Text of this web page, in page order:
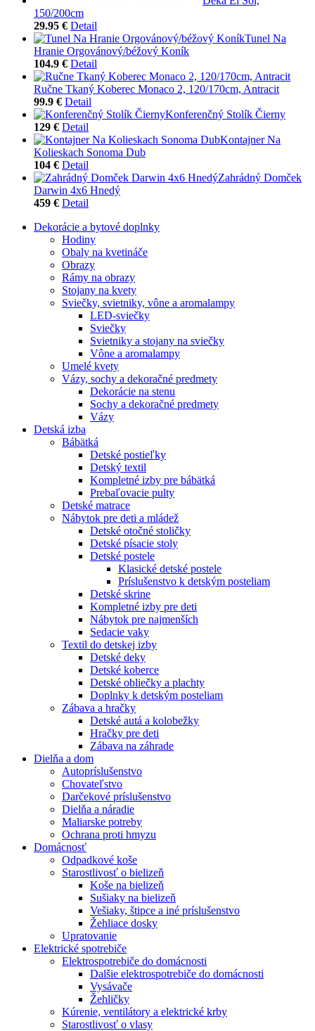
150/200cm
29.95 € Detail
Tunel Na
Hranie Orgovánový/béžový Koník
104.9 € Detail
Ručne Tkaný Koberec Monaco 2, 120/170cm, Antracit
99.9 € Detail
Konferenčný Stolík Čierny
129 € Detail
Kontajner Na
Kolieskach Sonoma Dub
104 € Detail
Zahrádný Domček
Darwin 4x6 Hnedý
459 € Detail
Dekorácie a bytové doplnky
Hodiny
Obaly na kvetináče
Obrazy
Rámy na obrazy
Stojany na kvety
Sviečky, svietniky, vône a aromalampy
LED-sviečky
Sviečky
Svietniky a stojany na sviečky
Vône a aromalampy
Umelé kvety
Vázy, sochy a dekoračné predmety
Dekorácie na stenu
Sochy a dekoračné predmety
Vázy
Detská izba
Bábätká
Detské postieľky
Detský textil
Kompletné izby pre bábätká
Prebaľovacie pulty
Detské matrace
Nábytok pre deti a mládež
Detské otočné stoličky
Detské písacie stoly
Detské postele
Klasické detské postele
Príslušenstvo k detským posteliam
Detské skrine
Kompletné izby pre deti
Nábytok pre najmenších
Sedacie vaky
Textil do detskej izby
Detské deky
Detské koberce
Detské obliečky a plachty
Doplnky k detským posteliam
Zábava a hračky
Detské autá a kolobežky
Hračky pre deti
Zábava na záhrade
Dielňa a dom
Autopríslušenstvo
Chovateľstvo
Darčekové príslušenstvo
Dielňa a náradie
Maliarske potreby
Ochrana proti hmyzu
Domácnosť
Odpadkové koše
Starostlivosť o bielizeň
Koše na bielizeň
Sušiaky na bielizeň
Vešiaky, štipce a iné príslušenstvo
Žehliace dosky
Upratovanie
Elektrické spotrebiče
Elektrospotrebiče do domácnosti
Dalšie elektrospotrebiče do domácnosti
Vysávače
Žehličky
Kúrenie, ventilátory a elektrické krby
Starostlivosť o vlasy